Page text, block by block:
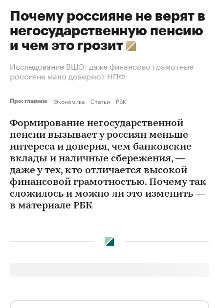
Почему россияне не верят в
негосударственную пенсию
и чем это грозит
Исследование ВШЭ: даже финансово грамотные
россияне мало доверяют НПФ
Про: главное Экономика Статьи РБК
Формирование негосударственной
пенсии вызывает у россиян меньше
интереса и доверия, чем банковские
вклады и наличные сбережения, —
даже у тех, кто отличается высокой
финансовой грамотностью. Почему так
сложилось и можно ли это изменить —
в материале РБК